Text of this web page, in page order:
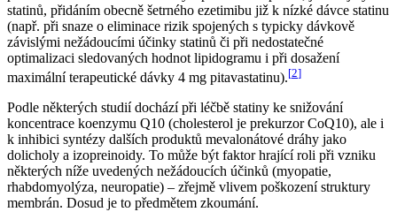
statinů, přidáním obecně šetrného ezetimibu již k nízké dávce statinu
(např. při snaze o eliminace rizik spojených s typicky dávkově
závislými nežádoucími účinky statinů či při nedostatečné
optimalizaci sledovaných hodnot lipidogramu i při dosažení
maximální terapeutické dávky 4 mg pitavastatinu).[2]
Podle některých studií dochází při léčbě statiny ke snižování
koncentrace koenzymu Q10 (cholesterol je prekurzor CoQ10), ale i
k inhibici syntézy dalších produktů mevalonátové dráhy jako
dolicholy a izopreinoidy. To může být faktor hrající roli při vzniku
některých níže uvedených nežádoucích účinků (myopatie,
rhabdomyolýza, neuropatie) – zřejmě vlivem poškození struktury
membrán. Dosud je to předmětem zkoumání.